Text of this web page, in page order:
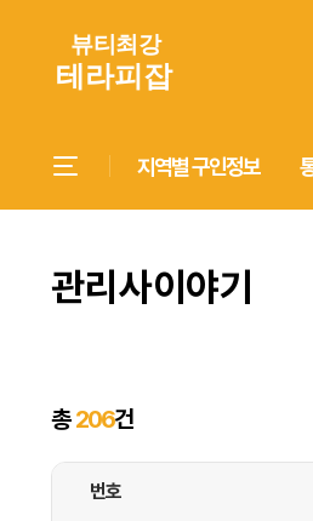
지역별 구인정보
관리사이야기
총 206건
번호